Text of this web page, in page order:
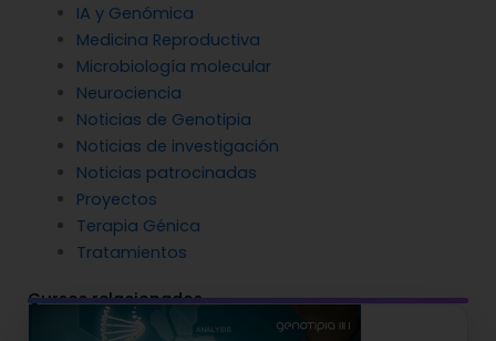
IA y Genómica
Medicina Reproductiva
Microbiología molecular
Neurociencia
Noticias de Genotipia
Noticias de investigación
Noticias patrocinadas
Proyectos
Terapia Génica
Tratamientos
Cursos relacionados